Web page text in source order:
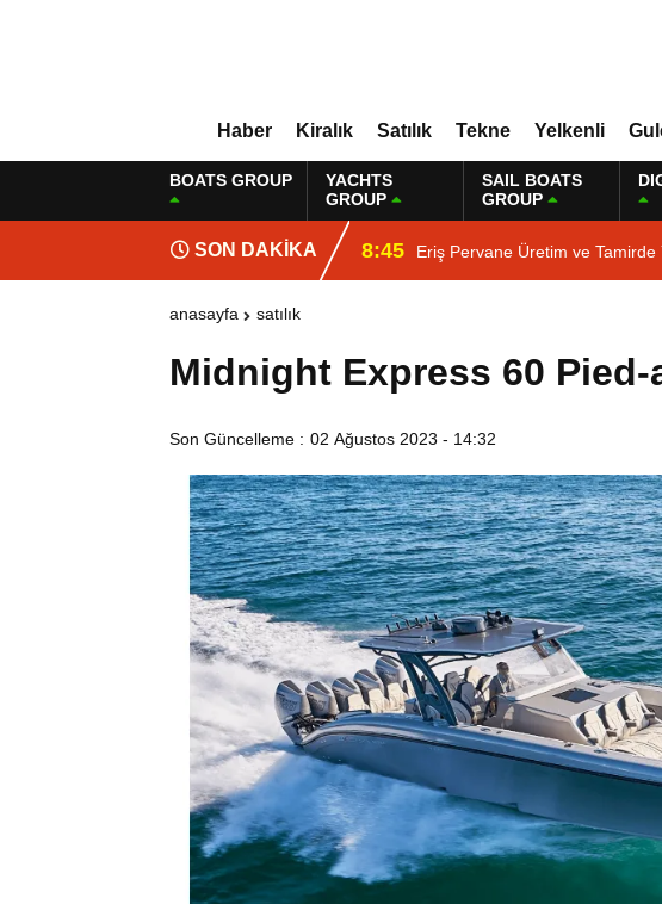
Haber Kiralık Satılık Tekne Yelkenli
BOATS GROUP
YACHTS
GROUP
SAIL BOATS
GROUP
SON DAKİKA 8:45 Eriş Pervane Üretim ve Tamirde
anasayfa satılık
Midnight Express 60 Pied-
Son Güncelleme : 02 Ağustos 2023 - 14:32